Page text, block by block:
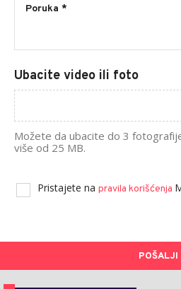
Ubacite video ili foto
Možete da ubacite do 3
više od 25 MB.
Pristajete na pravila korišćenja
POŠALJI